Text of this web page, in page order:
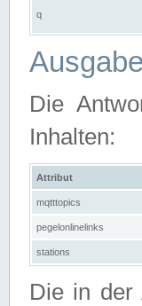
q
Die
Inhalten:
Attribut
mqtttopics
pegelonlinelinks
stations
Die in der